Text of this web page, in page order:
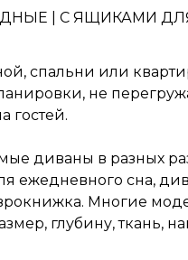
С ЯЩИКАМИ
спальни или
не
гостей.
диваны в разных
ежедневного сна,
Многие
глубину, ткань,